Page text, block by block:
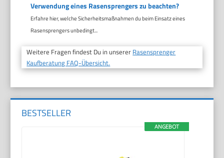
Verwendung eines Rasensprengers zu beachten?
Erfahre hier, welche Sicherheitsmaßnahmen du beim Einsatz eines
Rasensprengers unbedingt...
Weitere Fragen findest Du in unserer Rasensprenger
Kaufberatung FAQ-Übersicht.
BESTSELLER
ANGEBOT